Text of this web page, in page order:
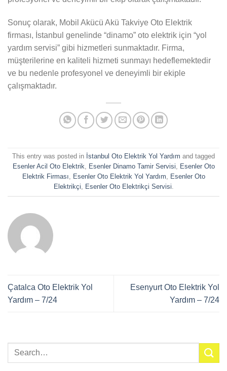
Sonuç olarak, Mobil Akücü Akü Takviye Oto Elektrik
firması, İstanbul genelinde “dinamo” oto elektrik için “yol
yardım servisi” gibi hizmetleri sunmaktadır. Firma,
müşterilerine en kaliteli hizmeti sunmayı hedeflemektedir
ve bu nedenle profesyonel ve deneyimli bir ekiple
çalışmaktadır.
This entry was posted in İstanbul Oto Elektrik Yol Yardım and tagged
Esenler Acil Oto Elektrik
Esenler Dinamo Tamir Servisi
Esenler Oto
Elektrik Firması
Esenler Oto Elektrik Yol Yardım
Esenler Oto
Elektrikçi
Esenler Oto Elektrikçi Servisi
Çatalca Oto Elektrik Yol
Yardım – 7/24
Esenyurt Oto Elektrik Yol
Yardım – 7/24